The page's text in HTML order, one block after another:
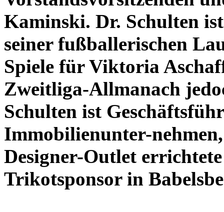
Kaminski. Dr. Schulten
seiner fußballerischen
Spiele für Viktoria
Zweitliga-Allmanach
Schulten ist
Immobilienunter-
Designer-Outlet
Trikotsponsor in